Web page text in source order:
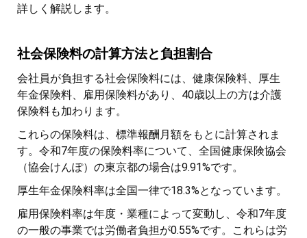
詳しく解説します。
社会保険料の計算方法と負担割合
会社員が負担する社会保険料には、健康保険料、厚生
年金保険料、雇用保険料があり、40歳以上の方は介護
保険料も加わります。
これらの保険料は、標準報酬月額をもとに計算されま
す。令和7年度の保険料率について、全国健康保険協会
（協会けんぽ）の東京都の場合は9.91%です。
厚生年金保険料率は全国一律で18.3%となっています。
雇用保険料率は年度・業種によって変動し、令和7年度
の一般の事業では労働者負担が0.55%です。これらは労